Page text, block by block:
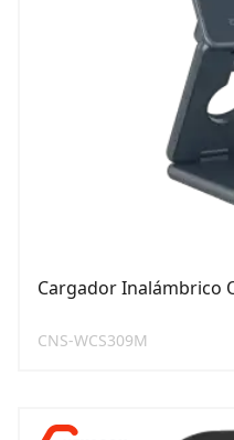
Cargador Inalámbrico
CNS-WCS309M